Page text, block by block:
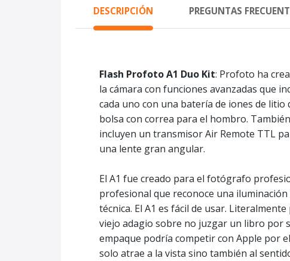
DESCRIPCIÓN PREGUNTAS
Flash Profoto A1 Duo Kit: Profoto ha
la cámara con funciones avanzadas que
cada uno con una batería de iones de
bolsa con correa para el hombro.
incluyen un transmisor Air Remote TTL
una lente gran angular.
El A1 fue creado para el fotógrafo
profesional que reconoce una
técnica. El A1 es fácil de usar.
viejo adagio sobre no juzgar un libro por
empaque podría competir con Apple por
solo atrae a la vista sino también al